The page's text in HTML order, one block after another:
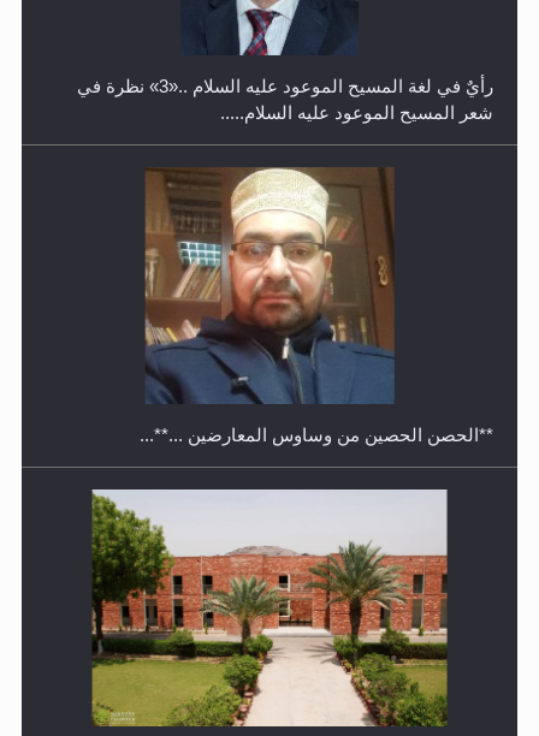
معرض القرآن الكريم لمدة ثلاثين يوما في مكتبة مدينة
ريهيماكي في فنلند
رأيٌ في لغة المسيح الموعود عليه السلام ..«3» نظرة في
شعر المسيح الموعود عليه السلام.....
**الحصن الحصين من وساوس المعارضين ...**...